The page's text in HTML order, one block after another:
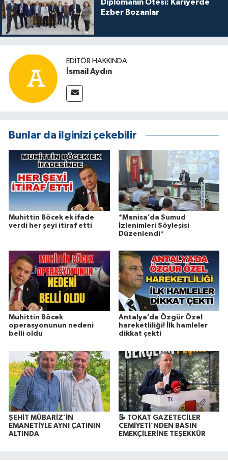
Diplomanın Ötesi: Kariyerde
Ezber Bozanlar
EDITÖR HAKKINDA
İsmail Aydın
Bunlar da ilginizi çekebilir
Muhittin Böcek ek ifade
verdi her şeyi itiraf etti
*Manisa’da Sumud
İzlenimleri Söyleşisi
Düzenlendi*
Muhittin Böcek
operasyonunun nedeni
belli oldu
Antalya’da Özgür Özel
hareketliliği! İlk hamleler
dikkat çekti
ŞEHİT MÜBARİZ’İN
EMANETİYLE AYNI ÇATININ
ALTINDA
📝 TOKAT GAZETECİLER
CEMİYETİ’NDEN BASIN
EMEKÇİLERİNE TEŞEKKÜR